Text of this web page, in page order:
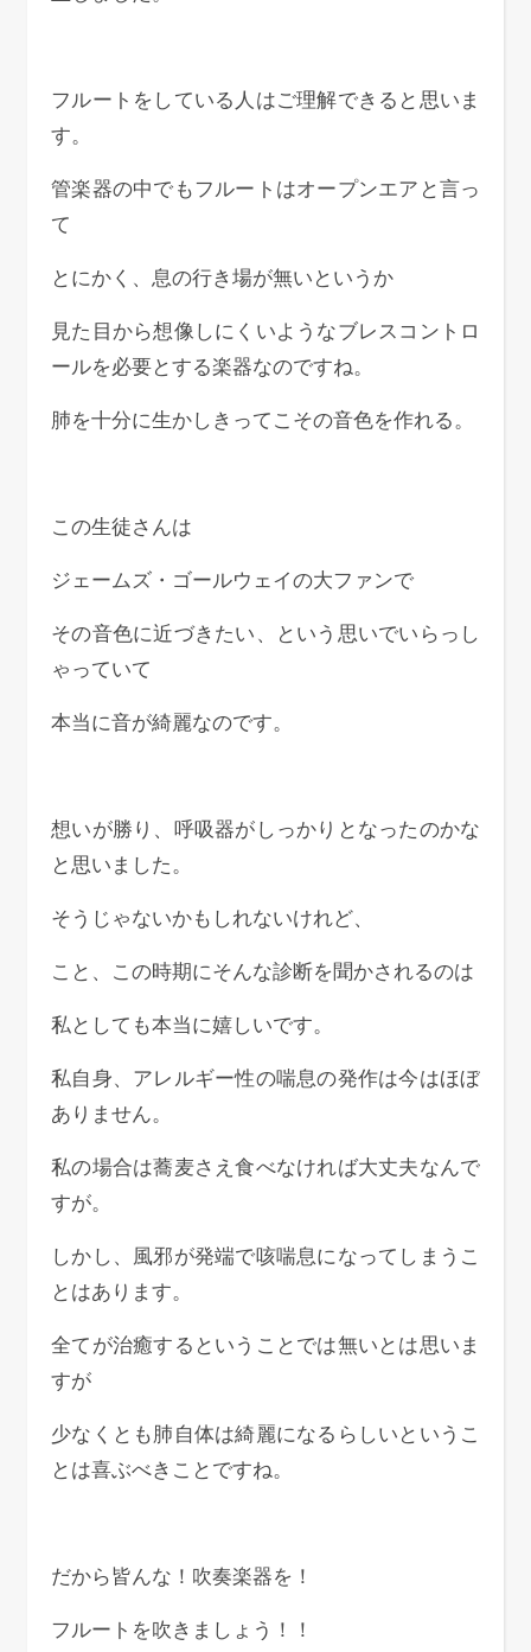
フルートをしている人はご理解できると思いま
す。
管楽器の中でもフルートはオープンエアと言っ
て
とにかく、息の行き場が無いというか
見た目から想像しにくいようなブレスコントロ
ールを必要とする楽器なのですね。
肺を十分に生かしきってこその音色を作れる。
この生徒さんは
ジェームズ・ゴールウェイの大ファンで
その音色に近づきたい、という思いでいらっし
ゃっていて
本当に音が綺麗なのです。
想いが勝り、呼吸器がしっかりとなったのかな
と思いました。
そうじゃないかもしれないけれど、
こと、この時期にそんな診断を聞かされるのは
私としても本当に嬉しいです。
私自身、アレルギー性の喘息の発作は今はほぼ
ありません。
私の場合は蕎麦さえ食べなければ大丈夫なんで
すが。
しかし、風邪が発端で咳喘息になってしまうこ
とはあります。
全てが治癒するということでは無いとは思いま
すが
少なくとも肺自体は綺麗になるらしいというこ
とは喜ぶべきことですね。
だから皆んな！吹奏楽器を！
フルートを吹きましょう！！